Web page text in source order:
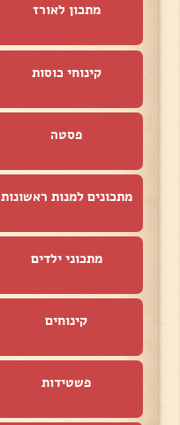
מתכון לאורז
קינוחי כוסות
פסטה
מתכונים למנות ראשונות
מתכוני ילדים
קינוחים
פשטידות